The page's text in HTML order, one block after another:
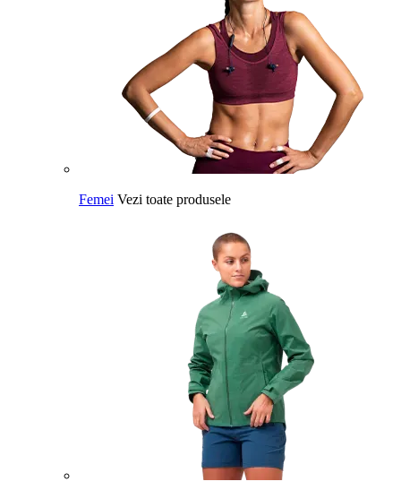
Femei Vezi toate produsele